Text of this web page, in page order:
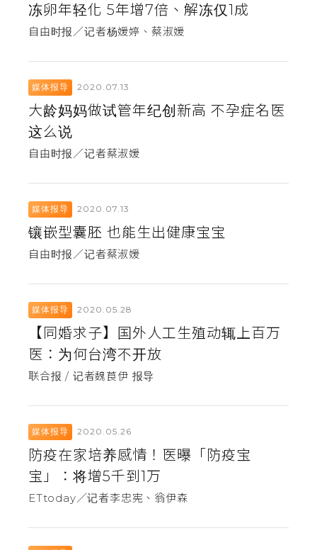
冻卵年轻化 5年增7倍、解冻仅1成
自由时报／记者杨媛婷、蔡淑媛
媒体报导 2020.07.13
大龄妈妈做试管年纪创新高 不孕症名医
这么说
自由时报／记者蔡淑媛
媒体报导 2020.07.13
镶嵌型囊胚 也能生出健康宝宝
自由时报／记者蔡淑媛
媒体报导 2020.05.28
【同婚求子】国外人工生殖动辄上百万
医：为何台湾不开放
联合报 / 记者魏莨伊 报导
媒体报导 2020.05.26
防疫在家培养感情！医曝「防疫宝
宝」：将增5千到1万
ETtoday／记者李忠宪、翁伊森